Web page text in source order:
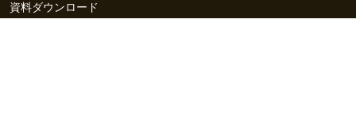
資料ダウンロード